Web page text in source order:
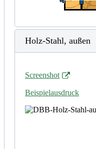
Holz-Stahl, außen
Screenshot
Beispielausdruck